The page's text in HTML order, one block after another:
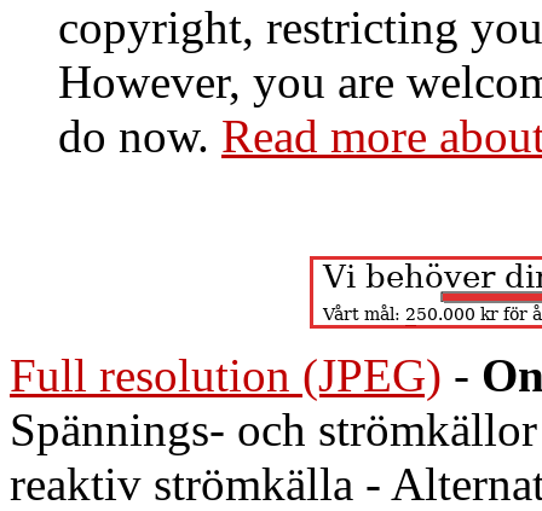
copyright, restricting
However, you are
do now. Read more
Full resolution (JPEG) -
Spännings- och
reaktiv strömkälla -